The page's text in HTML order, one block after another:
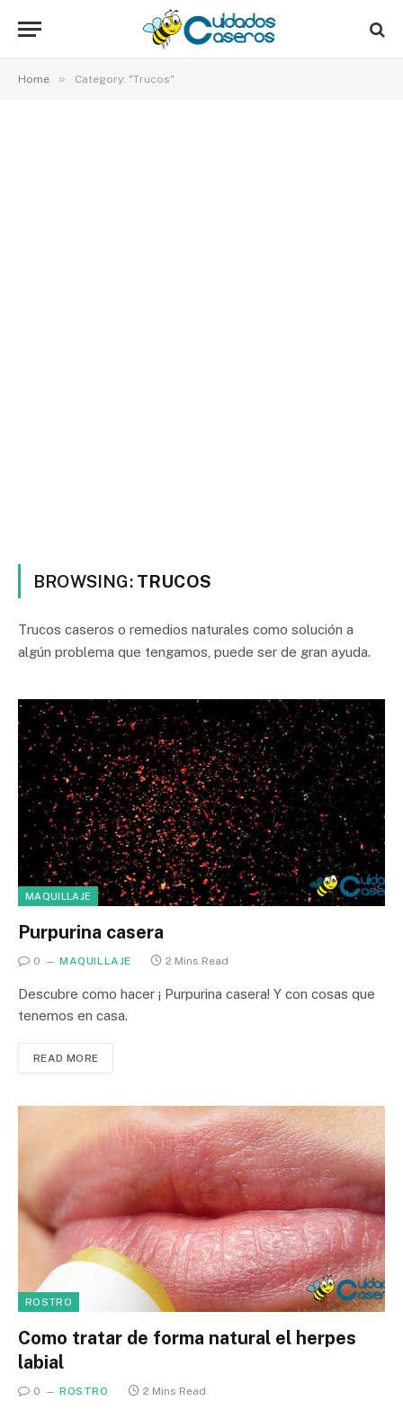
Home » Category: "Trucos"
BROWSING: TRUCOS
Trucos caseros o remedios naturales como solución a
algún problema que tengamos, puede ser de gran ayuda.
MAQUILLAJE
Purpurina casera
0 MAQUILLAJE 2 Mins Read
Descubre como hacer ¡ Purpurina casera! Y con cosas que
tenemos en casa.
READ MORE
ROSTRO
Como tratar de forma natural el herpes
labial
0 ROSTRO 2 Mins Read